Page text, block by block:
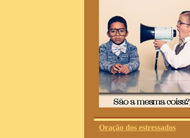
Oração dos estressados